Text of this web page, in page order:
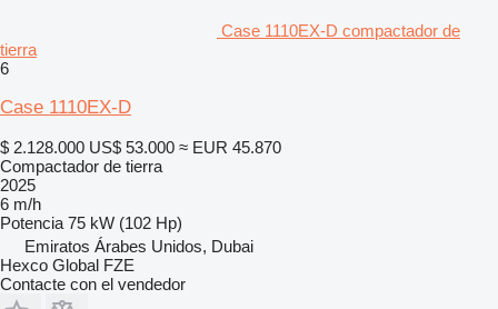
Case 1110EX-D compactador de
tierra
6
Case 1110EX-D
$ 2.128.000 US$ 53.000 ≈ EUR 45.870
Compactador de tierra
2025
6 m/h
Potencia 75 kW (102 Hp)
Emiratos Árabes Unidos, Dubai
Hexco Global FZE
Contacte con el vendedor